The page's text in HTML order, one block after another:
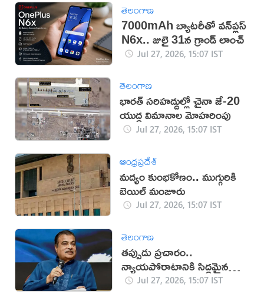
తెలంగాణ
7000mAh బ్యాటరీతో వన్‌ప్లస్
N6x.. జులై 31న గ్రాండ్ లాంచ్
Jul 27, 2026, 15:07 IST
తెలంగాణ
భారత్ సరిహద్దుల్లో చైనా జే-20
యుద్ధ విమానాల మోహరింపు
Jul 27, 2026, 15:07 IST
ఆంధ్రప్రదేశ్
మద్యం కుంభకోణం.. ముగ్గురికి
బెయిల్ మంజూరు
Jul 27, 2026, 15:07 IST
తెలంగాణ
తప్పుడు ప్రచారం..
న్యాయపోరాటానికి సిద్ధమైన
గడ్కరీ!Jul 27, 2026, 15:07 IST